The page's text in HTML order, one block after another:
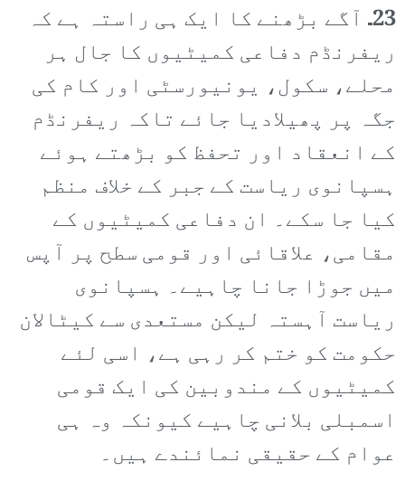
23۔ آگے بڑھنے کا ایک ہی راستہ ہے کہ
ریفرنڈم دفاعی کمیٹیوں کا جال ہر
محلے، سکول، یونیورسٹی اور کام کی
جگہ پر پھیلادیا جائے تاکہ ریفرنڈم
کے انعقاد اور تحفظ کو بڑھتے ہوئے
ہسپانوی ریاست کے جبر کے خلاف منظم
کیا جا سکے۔ ان دفاعی کمیٹیوں کے
مقامی، علاقائی اور قومی سطح پر آپس
میں جوڑا جانا چاہیے۔ ہسپانوی
ریاست آہستہ لیکن مستعدی سے کیٹالان
حکومت کو ختم کر رہی ہے، اسی لئے
کمیٹیوں کے مندوبین کی ایک قومی
اسمبلی بلانی چاہیے کیونکہ وہ ہی
عوام کے حقیقی نمائندے ہیں۔